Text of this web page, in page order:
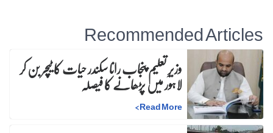
Recommended Articles
وزیرِ تعلیم پنجاب رانا سکندر حیات کا ٹیچر بن کر
لاہور میں پڑھانے کا فیصلہ
Read More
>